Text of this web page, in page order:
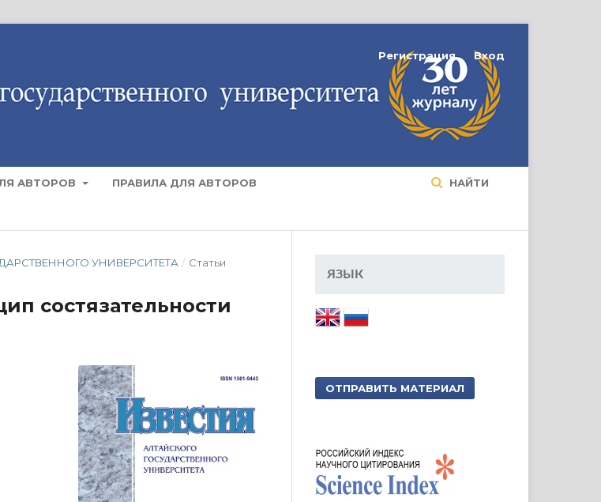
АВТОРОВ ПРАВИЛА ДЛЯ АВТОРОВ НАЙТИ
Регистрация Вход
УНИВЕРСИТЕТА / Статьи
состязательности
ЯЗЫК
ОТПРАВИТЬ МАТЕРИАЛ